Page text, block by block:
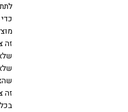
זה
זה